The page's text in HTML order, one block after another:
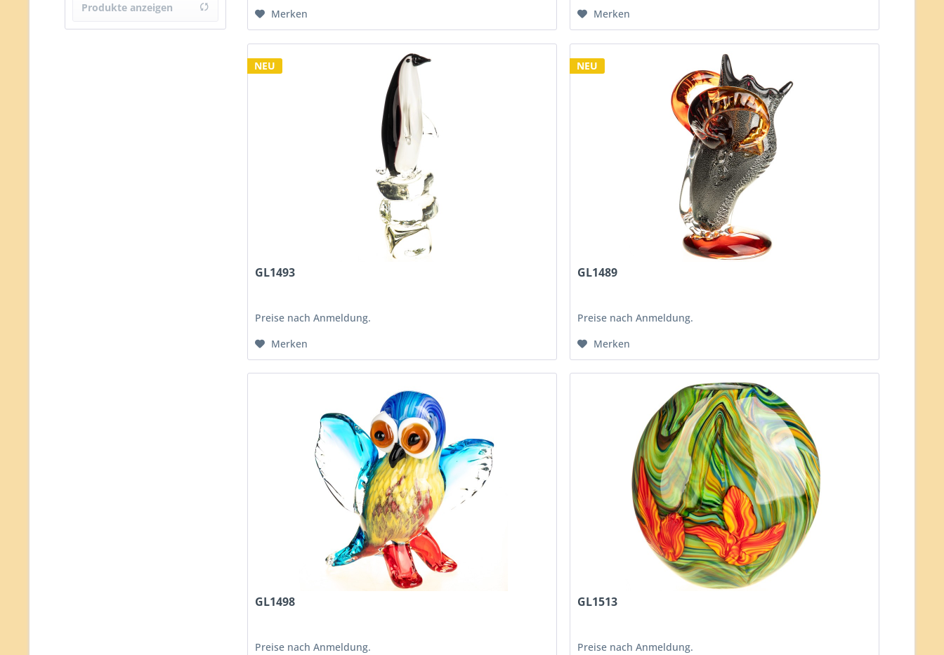
Briefbeschwerer
Clowns
Produkte anzeigen
Merken
Merken
NEU
GL1493
Preise nach Anmeldung.
Merken
NEU
GL1489
Preise nach Anmeldung.
Merken
GL1498
Preise nach Anmeldung.
GL1513
Preise nach Anmeldung.